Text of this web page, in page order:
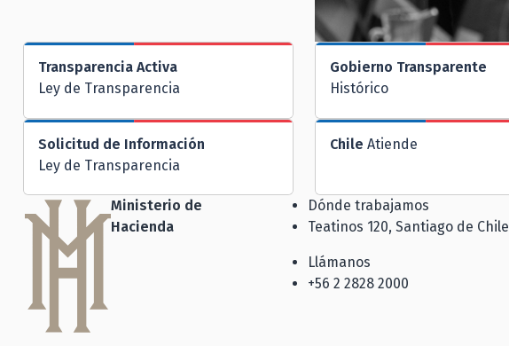
Transparencia Activa
Ley de Transparencia
Gobierno Transparente
Histórico
Solicitud de Información
Ley de Transparencia
Chile Atiende
Ministerio de
Hacienda
Dónde trabajamos
Teatinos 120, Santiago de Chile
Llámanos
+56 2 2828 2000